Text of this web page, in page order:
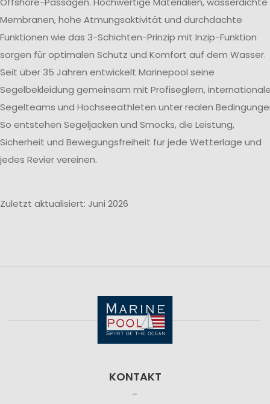
Membranen, hohe Atmungsaktivität und durchdachte
Funktionen wie das 3-Schichten-Prinzip mit Inzip-Funktion
sorgen für optimalen Schutz und Komfort auf dem Wasser.
Seit über 35 Jahren entwickelt Marinepool seine
Segelbekleidung gemeinsam mit Profiseglern,
Segelteams und Hochseeathleten unter realen
So entstehen Segeljacken und Smocks, die Leistung,
Sicherheit und Bewegungsfreiheit für jede Wetterlage und
jedes Revier vereinen.
Zuletzt aktualisiert: Juni 2026
KONTAKT